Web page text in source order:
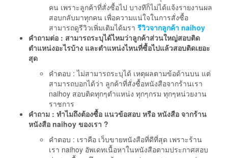
คน เพราะลูกค้าที่สั่งซื้อไป บางทีก็ไม่ได้แจ้งรายงานผล
สอบกลับมาทุกคน เพื่อความแน่ใจในการสั่งซื้อ
สามารถดูรีวิวเพิ่มเติมได้มรา รีวิวจากลูกค้า naihoy
คำถามต่อ : สามารถระบุได้ไหมว่าลูกค้าส่วนใหญ่สอบติด
ตำแหน่งอะไรบ้าง และตำแหน่งไหนที่ซื้อไปแล้วสอบติดเยอะ
สุด
คำตอบ : ไม่สามารถระบุได้ เหตุผลตามข้อด้านบน แต่
สามารถบอกได้ว่า ลูกค้าที่สั่งซื้อหนังสือจากร้านเรา
naihoy สอบติดทุกๆตำแหน่ง ทุกๆกรม ทุกๆหน่วยงาน
ราชการ
คำถาม : ทำไมถึงต้องซื้อ แนวข้อสอบ หรือ หนังสือ จากร้าน
หนังสือ naihoy ของเรา ?
คำตอบ : เราคือ เว็บขายหนังสือที่ดีที่สุด เพราะร้าน
เรา naihoy อัพเดทเนื้อหาในหนังสือตามประกาศสอบ